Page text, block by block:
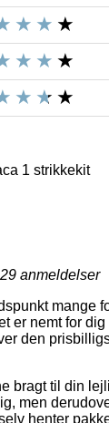
1 strikkekit
29 anmeldelser
mange
er nemt for
den
bragt til din
men
henter